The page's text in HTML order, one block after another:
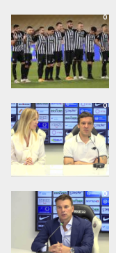
0
0
0